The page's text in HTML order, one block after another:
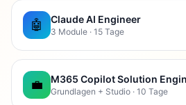
🤖 Claude AI Engineer
3 Module · 15 Tage
💼 M365 Copilot Solution
Grundlagen + Studio · 10 Tage